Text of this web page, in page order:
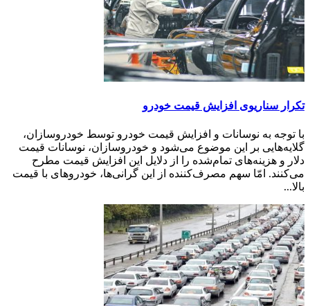
تکرار سناریوی افزایش قیمت خودرو
با توجه به نوسانات و افزایش قیمت خودرو توسط خودروسازان،
گلایه‌هایی بر این موضوع می‌شود و خودروسازان، نوسانات قیمت
دلار و هزینه‌های تمام‌شده را از دلایل این افزایش قیمت مطرح
می‌کنند. امّا سهم مصرف‌کننده از این گرانی‌ها، خودروهای با قیمت
بالا...